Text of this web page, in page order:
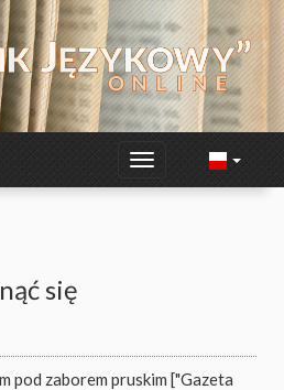
się
pod zaborem pruskim ["Gazeta